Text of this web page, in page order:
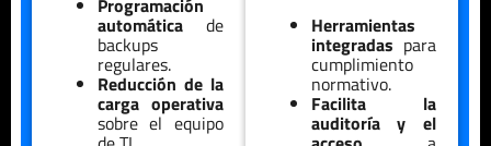
automática de
backups
regulares.
Reducción de la
carga operativa
sobre el equipo
Herramientas
integradas para
cumplimiento
normativo.
Facilita la
auditoría y el